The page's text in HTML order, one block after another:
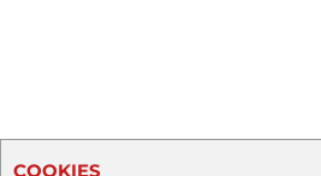
COOKIES